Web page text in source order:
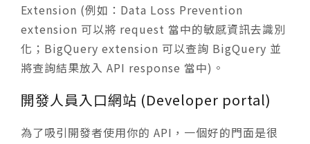
Extension (例如：Data Loss Prevention
extension 可以將 request 當中的敏感資訊去識別
化；BigQuery extension 可以查詢 BigQuery 並
將查詢結果放入 API response 當中)。
開發人員入口網站 (Developer portal)
為了吸引開發者使用你的 API，一個好的門面是很